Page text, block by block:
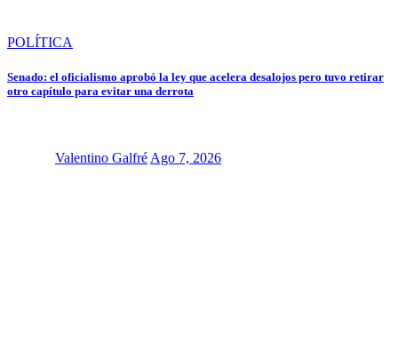
POLÍTICA
Senado: el oficialismo aprobó la ley que acelera desalojos pero tuvo retirar
otro capítulo para evitar una derrota
Valentino Galfré Ago 7, 2026